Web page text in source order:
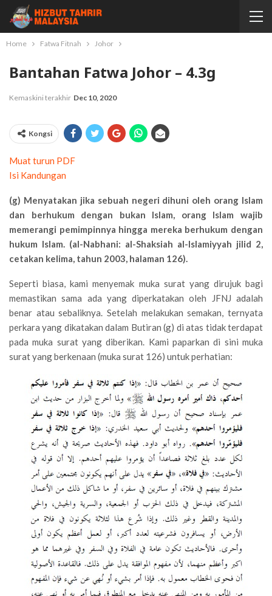
Home Fatwa Fitnah Johor
Bantahan Fatwa Johor – 4.3g
Kemaskini terakhir Dec 10, 2020
Kongsi
Muat turun PDF
Isi Kandungan
(g) Menyatakan jika sebuah negeri dihuni oleh orang Islam
dan berhukum dengan bukan Islam, orang Islam wajib
memerangi pemimpinnya hingga mereka berhukum dengan
hukum Islam. (al-Nabhani: al-Shaksiah al-Islamiyyah jilid 2,
cetakan kelima, tahun 2003, halaman 126).
Seperti biasa, kami menyemak muka surat yang dirujuk bagi
memastikan sama ada yang diperkatakan oleh JFNJ adalah
benar atau sebaliknya. Setelah melakukan semakan, ternyata
perkara yang dikatakan dalam Butiran (g) di atas tidak terdapat
pada muka surat yang diberikan. Kami paparkan di sini muka
surat yang berkenaan (muka surat 126) untuk perhatian: